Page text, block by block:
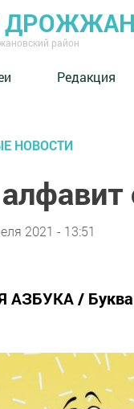
район
Редакция
НОВОСТИ
2021 - 13:51
АЗБУКА /